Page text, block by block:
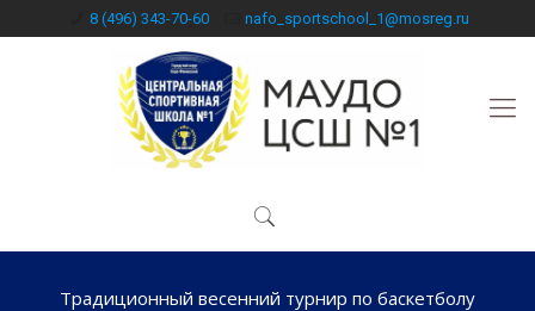
8 (496) 343-70-60 nafo_sportschool_1@mosreg.ru
Традиционный весенний турнир по баскетболу